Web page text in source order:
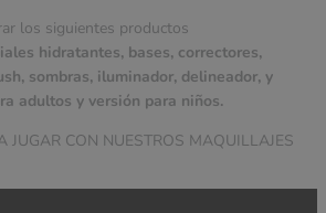
los siguientes productos
hidratantes, bases, correctores,
sombras, iluminador, delineador, y
adultos y versión para niños.
JUGAR CON NUESTROS MAQUILLAJES